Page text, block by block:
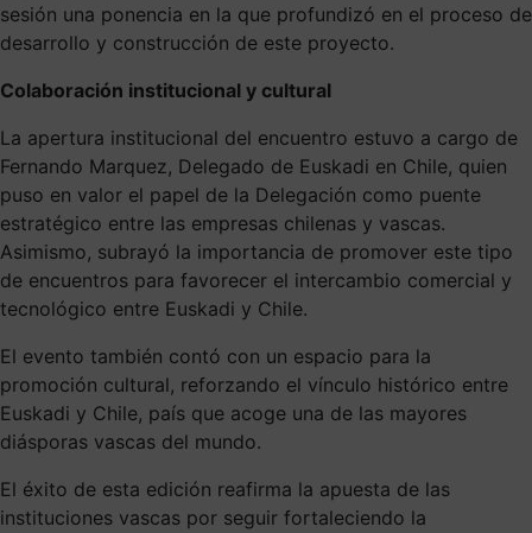
sesión una ponencia en la que profundizó en el proceso de
desarrollo y construcción de este proyecto.
Colaboración institucional y cultural
La apertura institucional del encuentro estuvo a cargo de
Fernando Marquez, Delegado de Euskadi en Chile, quien
puso en valor el papel de la Delegación como puente
estratégico entre las empresas chilenas y vascas.
Asimismo, subrayó la importancia de promover este tipo
de encuentros para favorecer el intercambio comercial y
tecnológico entre Euskadi y Chile.
El evento también contó con un espacio para la
promoción cultural, reforzando el vínculo histórico entre
Euskadi y Chile, país que acoge una de las mayores
diásporas vascas del mundo.
El éxito de esta edición reafirma la apuesta de las
instituciones vascas por seguir fortaleciendo la